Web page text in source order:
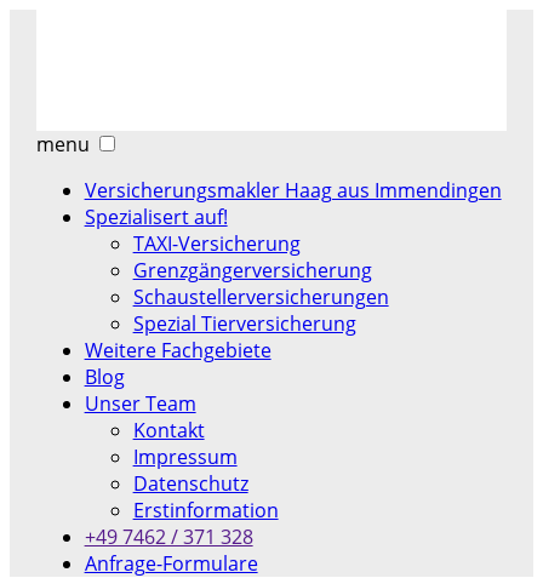
menu
Versicherungsmakler Haag aus Immendingen
Spezialisert auf!
TAXI-Versicherung
Grenzgängerversicherung
Schaustellerversicherungen
Spezial Tierversicherung
Weitere Fachgebiete
Blog
Unser Team
Kontakt
Impressum
Datenschutz
Erstinformation
+49 7462 / 371 328
Anfrage-Formulare